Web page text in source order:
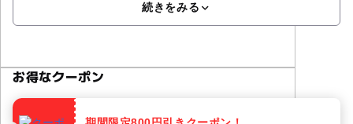
続きをみる
お得なクーポン